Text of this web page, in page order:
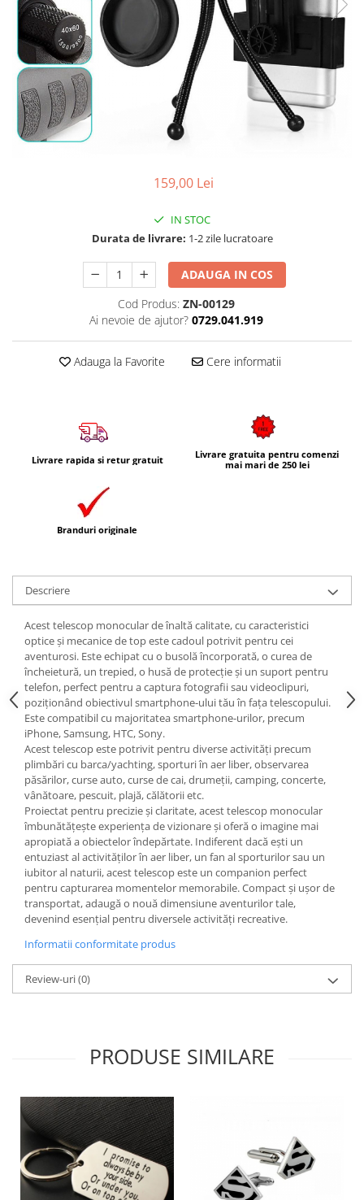
159,00 Lei
IN STOC
Durata de livrare: 1-2 zile lucratoare
ADAUGA IN COS
Cod Produs: ZN-00129
Ai nevoie de ajutor? 0729.041.919
Adauga la Favorite Cere informatii
Livrare rapida si retur gratuit
Livrare gratuita pentru comenzi
mai mari de 250 lei
Branduri originale
Descriere
Acest telescop monocular de înaltă calitate, cu caracteristici
optice și mecanice de top este cadoul potrivit pentru cei
aventurosi. Este echipat cu o busolă încorporată, o curea de
încheietură, un trepied, o husă de protecție și un suport pentru
telefon, perfect pentru a captura fotografii sau videoclipuri,
poziționând obiectivul smartphone-ului tău în fața telescopului.
Este compatibil cu majoritatea smartphone-urilor, precum
iPhone, Samsung, HTC, Sony.
Acest telescop este potrivit pentru diverse activități precum
plimbări cu barca/yachting, sporturi în aer liber, observarea
păsărilor, curse auto, curse de cai, drumeții, camping, concerte,
vânătoare, pescuit, plajă, călătorii etc.
Proiectat pentru precizie și claritate, acest telescop monocular
îmbunătățește experiența de vizionare și oferă o imagine mai
apropiată a obiectelor îndepărtate. Indiferent dacă ești un
entuziast al activităților în aer liber, un fan al sporturilor sau un
iubitor al naturii, acest telescop este un companion perfect
pentru capturarea momentelor memorabile. Compact și ușor de
transportat, adaugă o nouă dimensiune aventurilor tale,
devenind esențial pentru diversele activități recreative.
Informatii conformitate produs
Review-uri(0)
PRODUSE SIMILARE